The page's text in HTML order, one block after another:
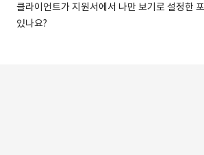
클라이언트가 지원서에서 나만 보기로 설정한
있나요?